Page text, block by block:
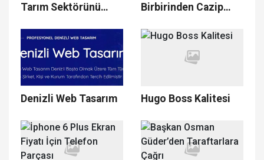
Tarım Sektörünü
Ediyor?
Birbirinden Cazip
Çeşitleri
Denizli Web Tasarım Hugo Boss Kalitesi